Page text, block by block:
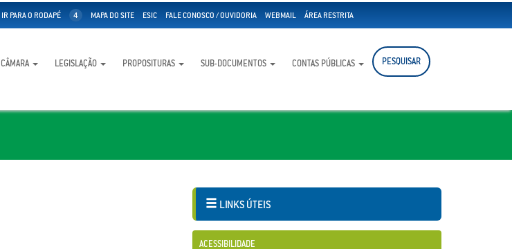
IR PARA O RODAPÉ 4 MAPA DO SITE ESIC FALE CONOSCO / OUVIDORIA WEBMAIL ÁREA RESTRITA
CÂMARA LEGISLAÇÃO PROPOSITURAS SUB-DOCUMENTOS CONTAS PÚBLICAS PESQUISAR
LINKS ÚTEIS
ACESSIBILIDADE